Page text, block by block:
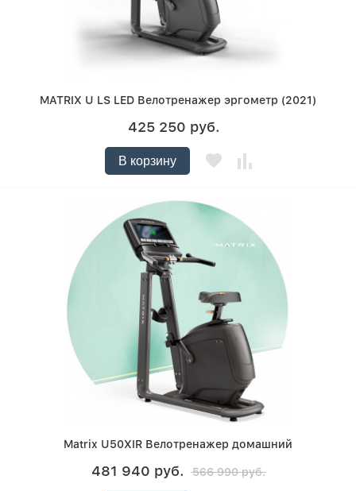
MATRIX U LS LED Велотренажер эргометр (2021)
425 250 руб.
В корзину
Matrix U50XIR Велотренажер домашний
481 940 руб. 566 990 руб.